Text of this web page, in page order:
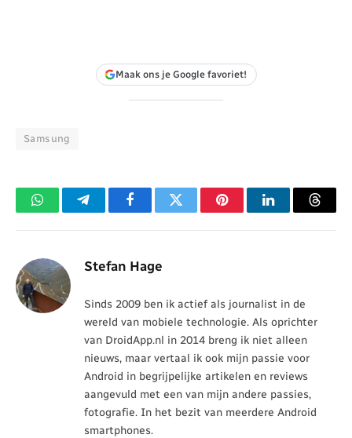
Maak ons je Google favoriet!
Samsung
WhatsAppTelegramFacebookTwitter PinterestLinkedIn
Stefan Hage
Sinds 2009 ben ik actief als journalist in de
wereld van mobiele technologie. Als oprichter
van DroidApp.nl in 2014 breng ik niet alleen
nieuws, maar vertaal ik ook mijn passie voor
Android in begrijpelijke artikelen en reviews
aangevuld met een van mijn andere passies,
fotografie. In het bezit van meerdere Android
smartphones.